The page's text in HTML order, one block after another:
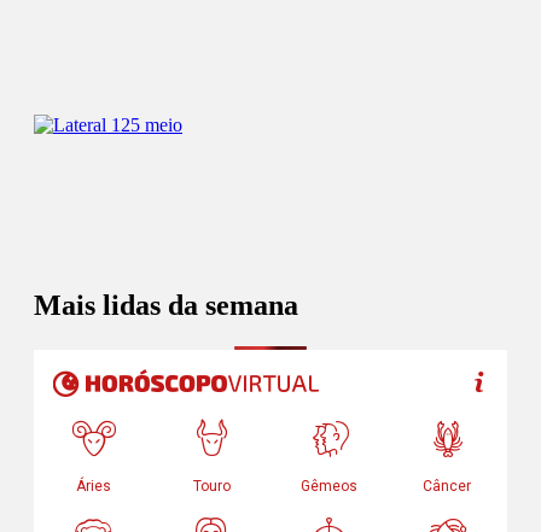
Mais lidas da semana